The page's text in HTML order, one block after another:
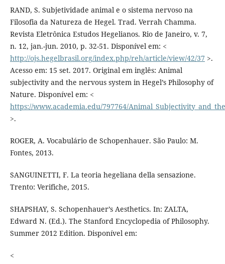
RAND, S. Subjetividade animal e o sistema nervoso na
Filosofia da Natureza de Hegel. Trad. Verrah Chamma.
Revista Eletrônica Estudos Hegelianos. Rio de Janeiro, v. 7,
n. 12, jan.-jun. 2010, p. 32-51. Disponível em: <
http://ojs.hegelbrasil.org/index.php/reh/article/view/42/37 >.
Acesso em: 15 set. 2017. Original em inglês: Animal
subjectivity and the nervous system in Hegel’s Philosophy of
Nature. Disponível em: <
https://www.academia.edu/797764/
>.
ROGER, A. Vocabulário de Schopenhauer. São Paulo: M.
Fontes, 2013.
SANGUINETTI, F. La teoria hegeliana della sensazione.
Trento: Verifiche, 2015.
SHAPSHAY, S. Schopenhauer’s Aesthetics. In: ZALTA,
Edward N. (Ed.). The Stanford Encyclopedia of Philosophy.
Summer 2012 Edition. Disponível em:
<